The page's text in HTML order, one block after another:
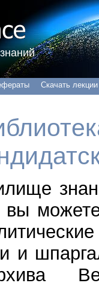
Скачать лекции
вы
и